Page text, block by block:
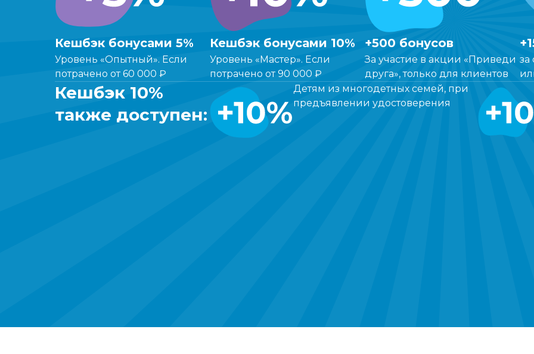
Кешбэк бонусами 5%
Уровень «Опытный». Если
потрачено от 60 000 ₽
Кешбэк бонусами 10%
Уровень «Мастер». Если
потрачено от 90 000 ₽
+500 бонусов
За участие в акции «Приведи
друга», только для клиентов
за
Кешбэк 10%
также доступен:
Детям из многодетных семей, при
предъявлении удостоверения